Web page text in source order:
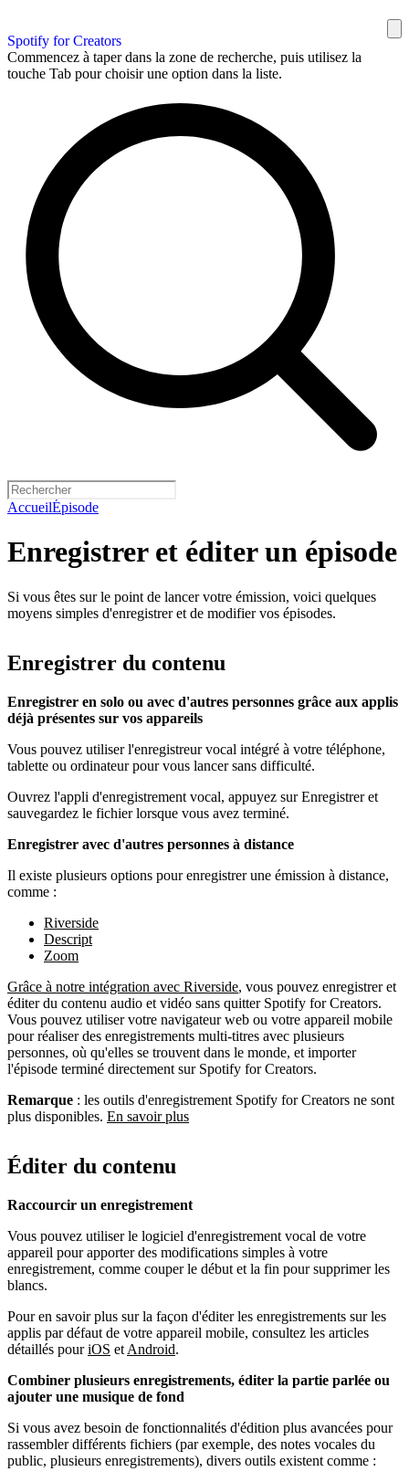
Spotify for Creators
Commencez à taper dans la zone de recherche, puis utilisez la
touche Tab pour choisir une option dans la liste.
AccueilÉpisode
Enregistrer et éditer un épisode
Si vous êtes sur le point de lancer votre émission, voici quelques
moyens simples d'enregistrer et de modifier vos épisodes.
Enregistrer du contenu
Enregistrer en solo ou avec d'autres personnes grâce aux applis
déjà présentes sur vos appareils
Vous pouvez utiliser l'enregistreur vocal intégré à votre téléphone,
tablette ou ordinateur pour vous lancer sans difficulté.
Ouvrez l'appli d'enregistrement vocal, appuyez sur Enregistrer et
sauvegardez le fichier lorsque vous avez terminé.
Enregistrer avec d'autres personnes à distance
Il existe plusieurs options pour enregistrer une émission à distance,
comme :
Riverside
Descript
Zoom
Grâce à notre intégration avec Riverside, vous pouvez enregistrer et
éditer du contenu audio et vidéo sans quitter Spotify for Creators.
Vous pouvez utiliser votre navigateur web ou votre appareil mobile
pour réaliser des enregistrements multi-titres avec plusieurs
personnes, où qu'elles se trouvent dans le monde, et importer
l'épisode terminé directement sur Spotify for Creators.
Remarque : les outils d'enregistrement Spotify for Creators ne sont
plus disponibles. En savoir plus
Éditer du contenu
Raccourcir un enregistrement
Vous pouvez utiliser le logiciel d'enregistrement vocal de votre
appareil pour apporter des modifications simples à votre
enregistrement, comme couper le début et la fin pour supprimer les
blancs.
Pour en savoir plus sur la façon d'éditer les enregistrements sur les
applis par défaut de votre appareil mobile, consultez les articles
détaillés pouriOS et Android.
Combiner plusieurs enregistrements, éditer la partie parlée ou
ajouter une musique de fond
Si vous avez besoin de fonctionnalités d'édition plus avancées pour
rassembler différents fichiers (par exemple, des notes vocales du
public, plusieurs enregistrements), divers outils existent comme :